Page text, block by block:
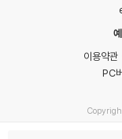
이용약관
PC